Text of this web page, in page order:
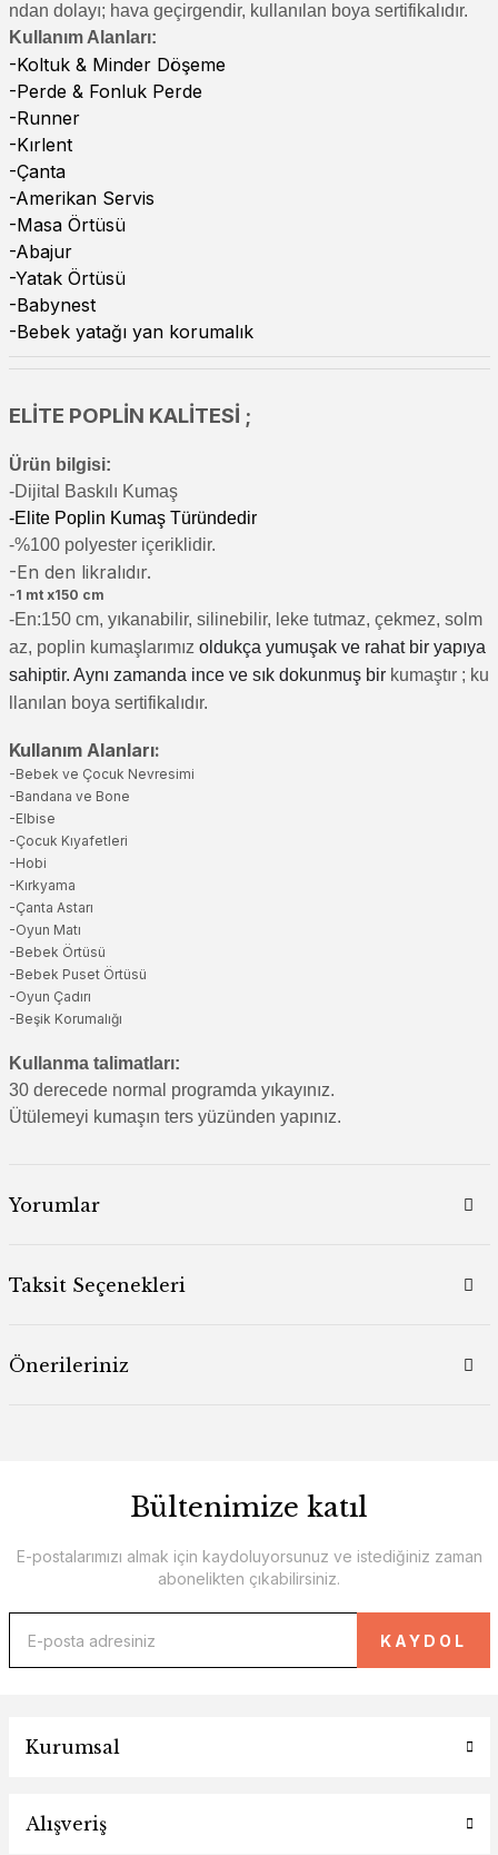
ndan dolayı; hava geçirgendir, kullanılan boya sertifikalıdır.
Kullanım Alanları:
-Koltuk & Minder Döşeme
-Perde & Fonluk Perde
-Runner
-Kırlent
-Çanta
-Amerikan Servis
-Masa Örtüsü
-Abajur
-Yatak Örtüsü
-Babynest
-Bebek yatağı yan korumalık
ELİTE POPLİN KALİTESİ ;
Ürün bilgisi:
-Dijital Baskılı Kumaş
-Elite Poplin Kumaş Türündedir
-%100 polyester içeriklidir.
-En den likralıdır.
-1 mt x150 cm
-En:150 cm, yıkanabilir, silinebilir, leke tutmaz, çekmez, solm
az, poplin kumaşlarımız oldukça yumuşak ve rahat bir yapıya
sahiptir. Aynı zamanda ince ve sık dokunmuş bir kumaştır ; ku
llanılan boya sertifikalıdır.
Kullanım Alanları:
-Bebek ve Çocuk Nevresimi
-Bandana ve Bone
-Elbise
-Çocuk Kıyafetleri
-Hobi
-Kırkyama
-Çanta Astarı
-Oyun Matı
-Bebek Örtüsü
-Bebek Puset Örtüsü
-Oyun Çadırı
-Beşik Korumalığı
Kullanma talimatları:
30 derecede normal programda yıkayınız.
Ütülemeyi kumaşın ters yüzünden yapınız.
Yorumlar
Taksit Seçenekleri
Önerileriniz
Bültenimize katıl
E-postalarımızı almak için kaydoluyorsunuz ve istediğiniz zaman
abonelikten çıkabilirsiniz.
KAYDOL
Kurumsal
Alışveriş